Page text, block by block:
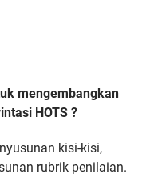
mengembangkan
HOTS ?
kisi-kisi,
rubrik penilaian.